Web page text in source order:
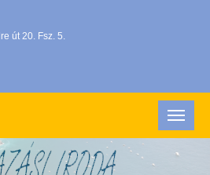
út 20. Fsz. 5.